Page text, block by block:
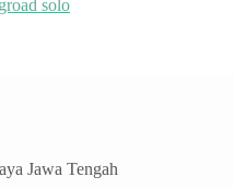
Jawa Tengah